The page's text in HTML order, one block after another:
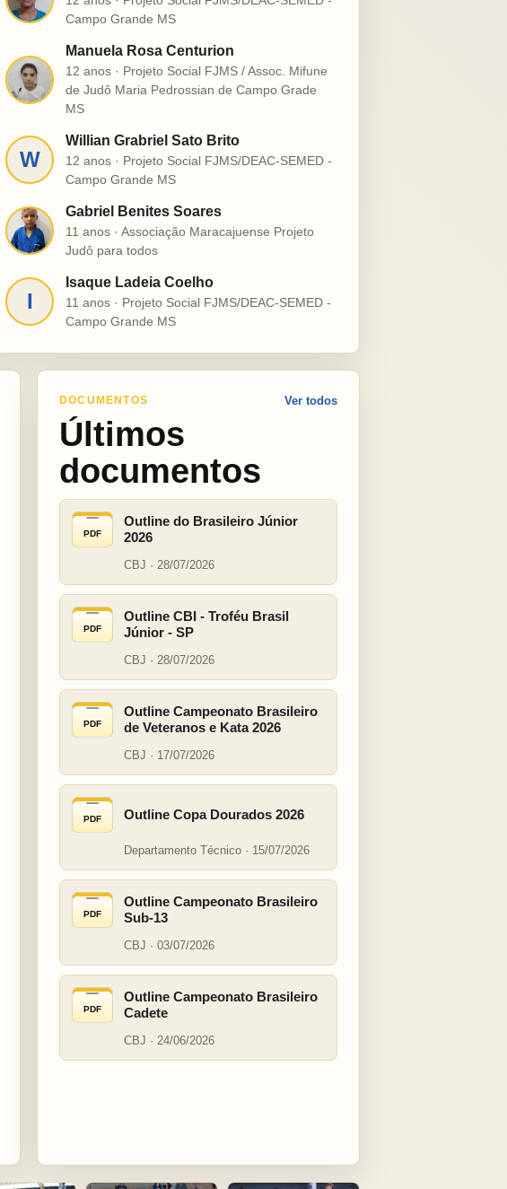
Campo Grande MS
M
Manuela Rosa Centurion
12 anos · Projeto Social FJMS / Assoc. Mifune
de Judô Maria Pedrossian de Campo Grade
MS
W
Willian Grabriel Sato Brito
12 anos · Projeto Social FJMS/DEAC-SEMED -
Campo Grande MS
G
Gabriel Benites Soares
11 anos · Associação Maracajuense Projeto
Judô para todos
I
Isaque Ladeia Coelho
11 anos · Projeto Social FJMS/DEAC-SEMED -
Campo Grande MS
DOCUMENTOS
Últimos
documentos
Ver todos
PDF
Outline do Brasileiro Júnior
2026
CBJ · 28/07/2026
PDF
Outline CBI - Troféu Brasil
Júnior - SP
CBJ · 28/07/2026
PDF
Outline Campeonato Brasileiro
de Veteranos e Kata 2026
CBJ · 17/07/2026
PDF Outline Copa Dourados 2026
Departamento Técnico · 15/07/2026
PDF
Outline Campeonato Brasileiro
Sub-13
CBJ · 03/07/2026
PDF
Outline Campeonato Brasileiro
Cadete
CBJ · 24/06/2026